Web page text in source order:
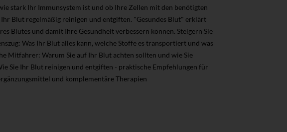
stark Ihr Immunsystem ist und ob Ihre Zellen mit den benötigten
Blut regelmäßig reinigen und entgiften. "Gesundes Blut" erklärt
Blutes und damit Ihre Gesundheit verbessern können. Steigern Sie
Was Ihr Blut alles kann, welche Stoffe es transportiert und was
Mitfahrer: Warum Sie auf Ihr Blut achten sollten und wie Sie
Sie Ihr Blut reinigen und entgiften - praktische Empfehlungen für
und komplementäre Therapien